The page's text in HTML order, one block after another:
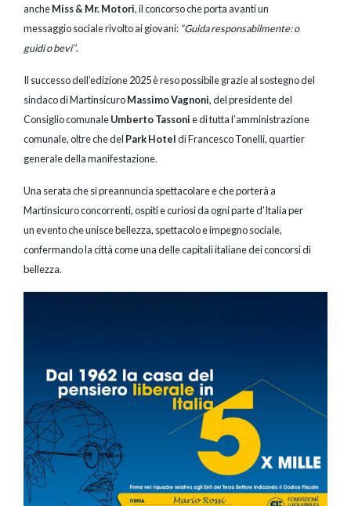
ancheMiss & Mr. Motori, il concorso che porta avanti un
messaggio sociale rivolto ai giovani: “Guida responsabilmente: o
guidi o bevi”.
Il successo dell’edizione 2025 è reso possibile grazie al sostegno del
sindaco di MartinsicuroMassimo Vagnoni, del presidente del
Consiglio comunaleUmberto Tassonie di tutta l’amministrazione
comunale, oltre che del Park Hoteldi Francesco Tonelli, quartier
generale della manifestazione.
Una serata che si preannuncia spettacolare e che porterà a
Martinsicuro concorrenti, ospiti e curiosi da ogni parte d’Italia per
un evento che unisce bellezza, spettacolo e impegno sociale,
confermando la città come una delle capitali italiane dei concorsi di
bellezza.